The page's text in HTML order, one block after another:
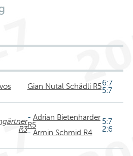
Gian Nutal Schädli R56:7
5:7
R3
- Adrian Bietenharder
R5
- Armin Schmid R4
5:7
2:6